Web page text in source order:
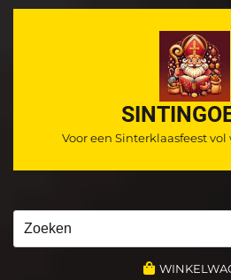
Ga
Voor een Sinterklaasfeest